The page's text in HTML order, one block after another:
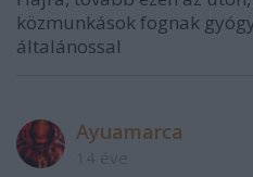
közmunkások fognak
általánossal
Ayuamarca